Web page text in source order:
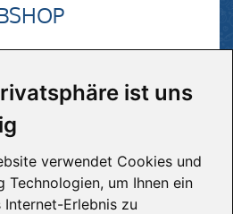
ist uns
verwendet Cookies und
Technologien, um Ihnen ein
Internet-Erlebnis zu
Webshop von
klicken